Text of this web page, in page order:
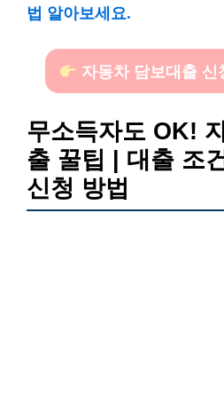
법 알아보세요.
자동차 담보대출 신
무소득자도 OK!
출 꿀팁 | 대출 조
신청 방법